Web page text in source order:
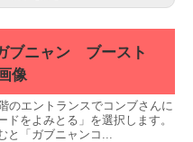
ブニャン ブースト
像
のエントランスでコンブさんに
ドをよみとる」を選択します。
と「ガブニャンコ...